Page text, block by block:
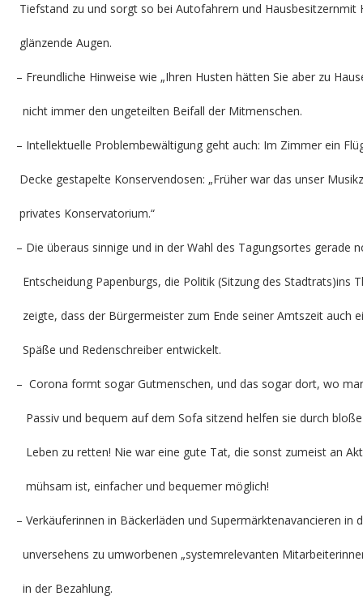
Tiefstand zu und sorgt so bei Autofahrern und
glänzende Augen.
– Freundliche Hinweise wie „Ihren Husten hätten Sie aber zu
nicht immer den ungeteilten Beifall der Mitmenschen.
– Intellektuelle Problembewältigung geht auch: Im Zimmer ein
Decke gestapelte Konservendosen: „Früher war das unser
privates Konservatorium.“
– Die überaus sinnige und in der Wahl des Tagungsortes
Entscheidung Papenburgs, die Politik (Sitzung des Stadtrats)ins
zeigte, dass der Bürgermeister zum Ende seiner Amtszeit auch
Späße und Redenschreiber entwickelt.
– Corona formt sogar Gutmenschen, und das sogar dort, wo
Passiv und bequem auf dem Sofa sitzend helfen sie durch
Leben zu retten! Nie war eine gute Tat, die sonst zumeist an
mühsam ist, einfacher und bequemer möglich!
– Verkäuferinnen in Bäckerläden und Supermärktenavancieren in
unversehens zu umworbenen „systemrelevanten
in der Bezahlung.